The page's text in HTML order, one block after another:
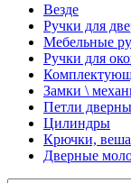
Везде
Ручки для
Мебельные
Ручки для
Замки \
Петли
Цилиндры
Крючки,
Дверные